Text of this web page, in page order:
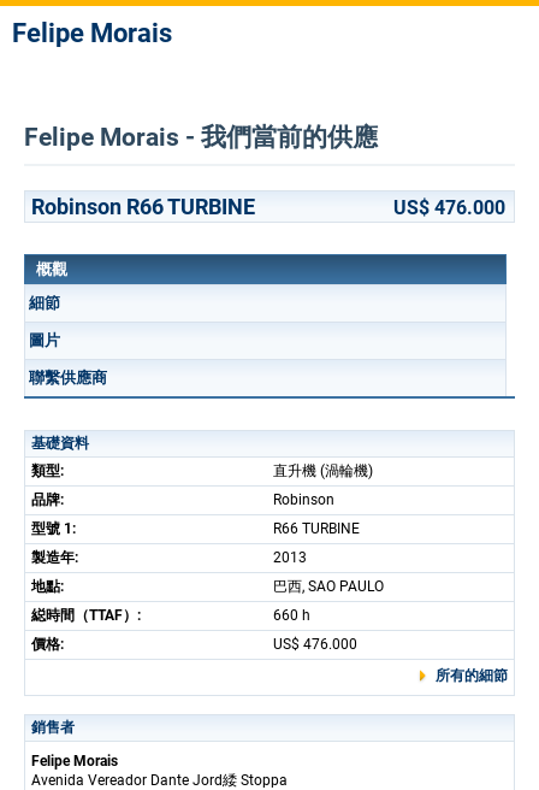
Felipe Morais
Felipe Morais - 我們當前的供應
Robinson R66 TURBINE US$ 476.000
概觀
細節
圖片
聯繫供應商
基礎資料
類型:
直升機 (渦輪機)
品牌:
Robinson
型號 1:
R66 TURBINE
製造年:
2013
地點:
巴西, SAO PAULO
縂時間（TTAF）:
660 h
價格:
US$ 476.000
所有的細節
銷售者
Felipe Morais
Avenida Vereador Dante Jord緌 Stoppa